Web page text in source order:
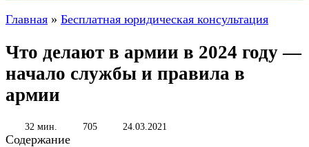
Главная » Бесплатная юридическая консультация
Что делают в армии в 2024 году —
начало службы и правила в
армии
32 мин. 705 24.03.2021
Содержание